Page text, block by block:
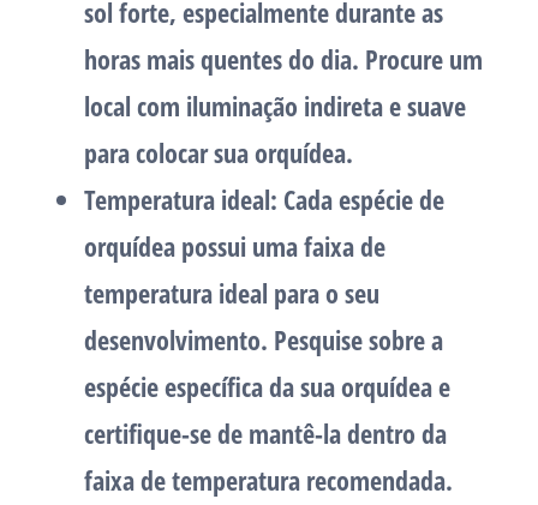
sol forte, especialmente durante as
horas mais quentes do dia. Procure um
local com iluminação indireta e suave
para colocar sua orquídea.
Temperatura ideal: Cada espécie de
orquídea possui uma faixa de
temperatura ideal para o seu
desenvolvimento. Pesquise sobre a
espécie específica da sua orquídea e
certifique-se de mantê-la dentro da
faixa de temperatura recomendada.